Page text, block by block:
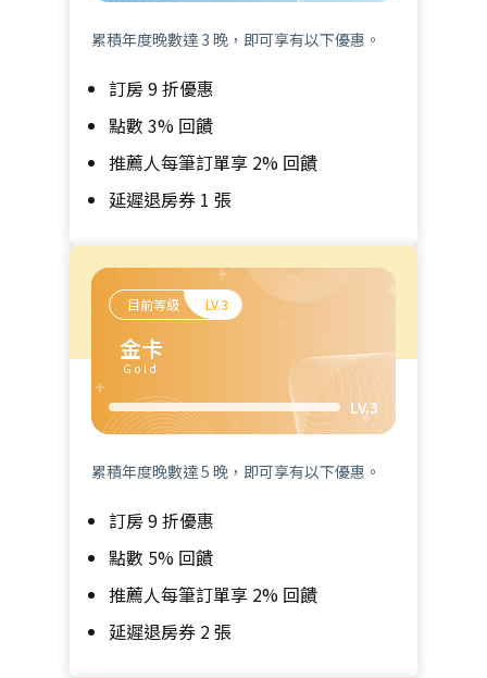
累積年度晚數達 3 晚，即可享有以下優惠。
訂房 9 折優惠
點數 3% 回饋
推薦人每筆訂單享 2% 回饋
延遲退房券 1 張
目前等級 LV.3
金卡
Gold
LV.3
累積年度晚數達 5 晚，即可享有以下優惠。
訂房 9 折優惠
點數 5% 回饋
推薦人每筆訂單享 2% 回饋
延遲退房券 2 張